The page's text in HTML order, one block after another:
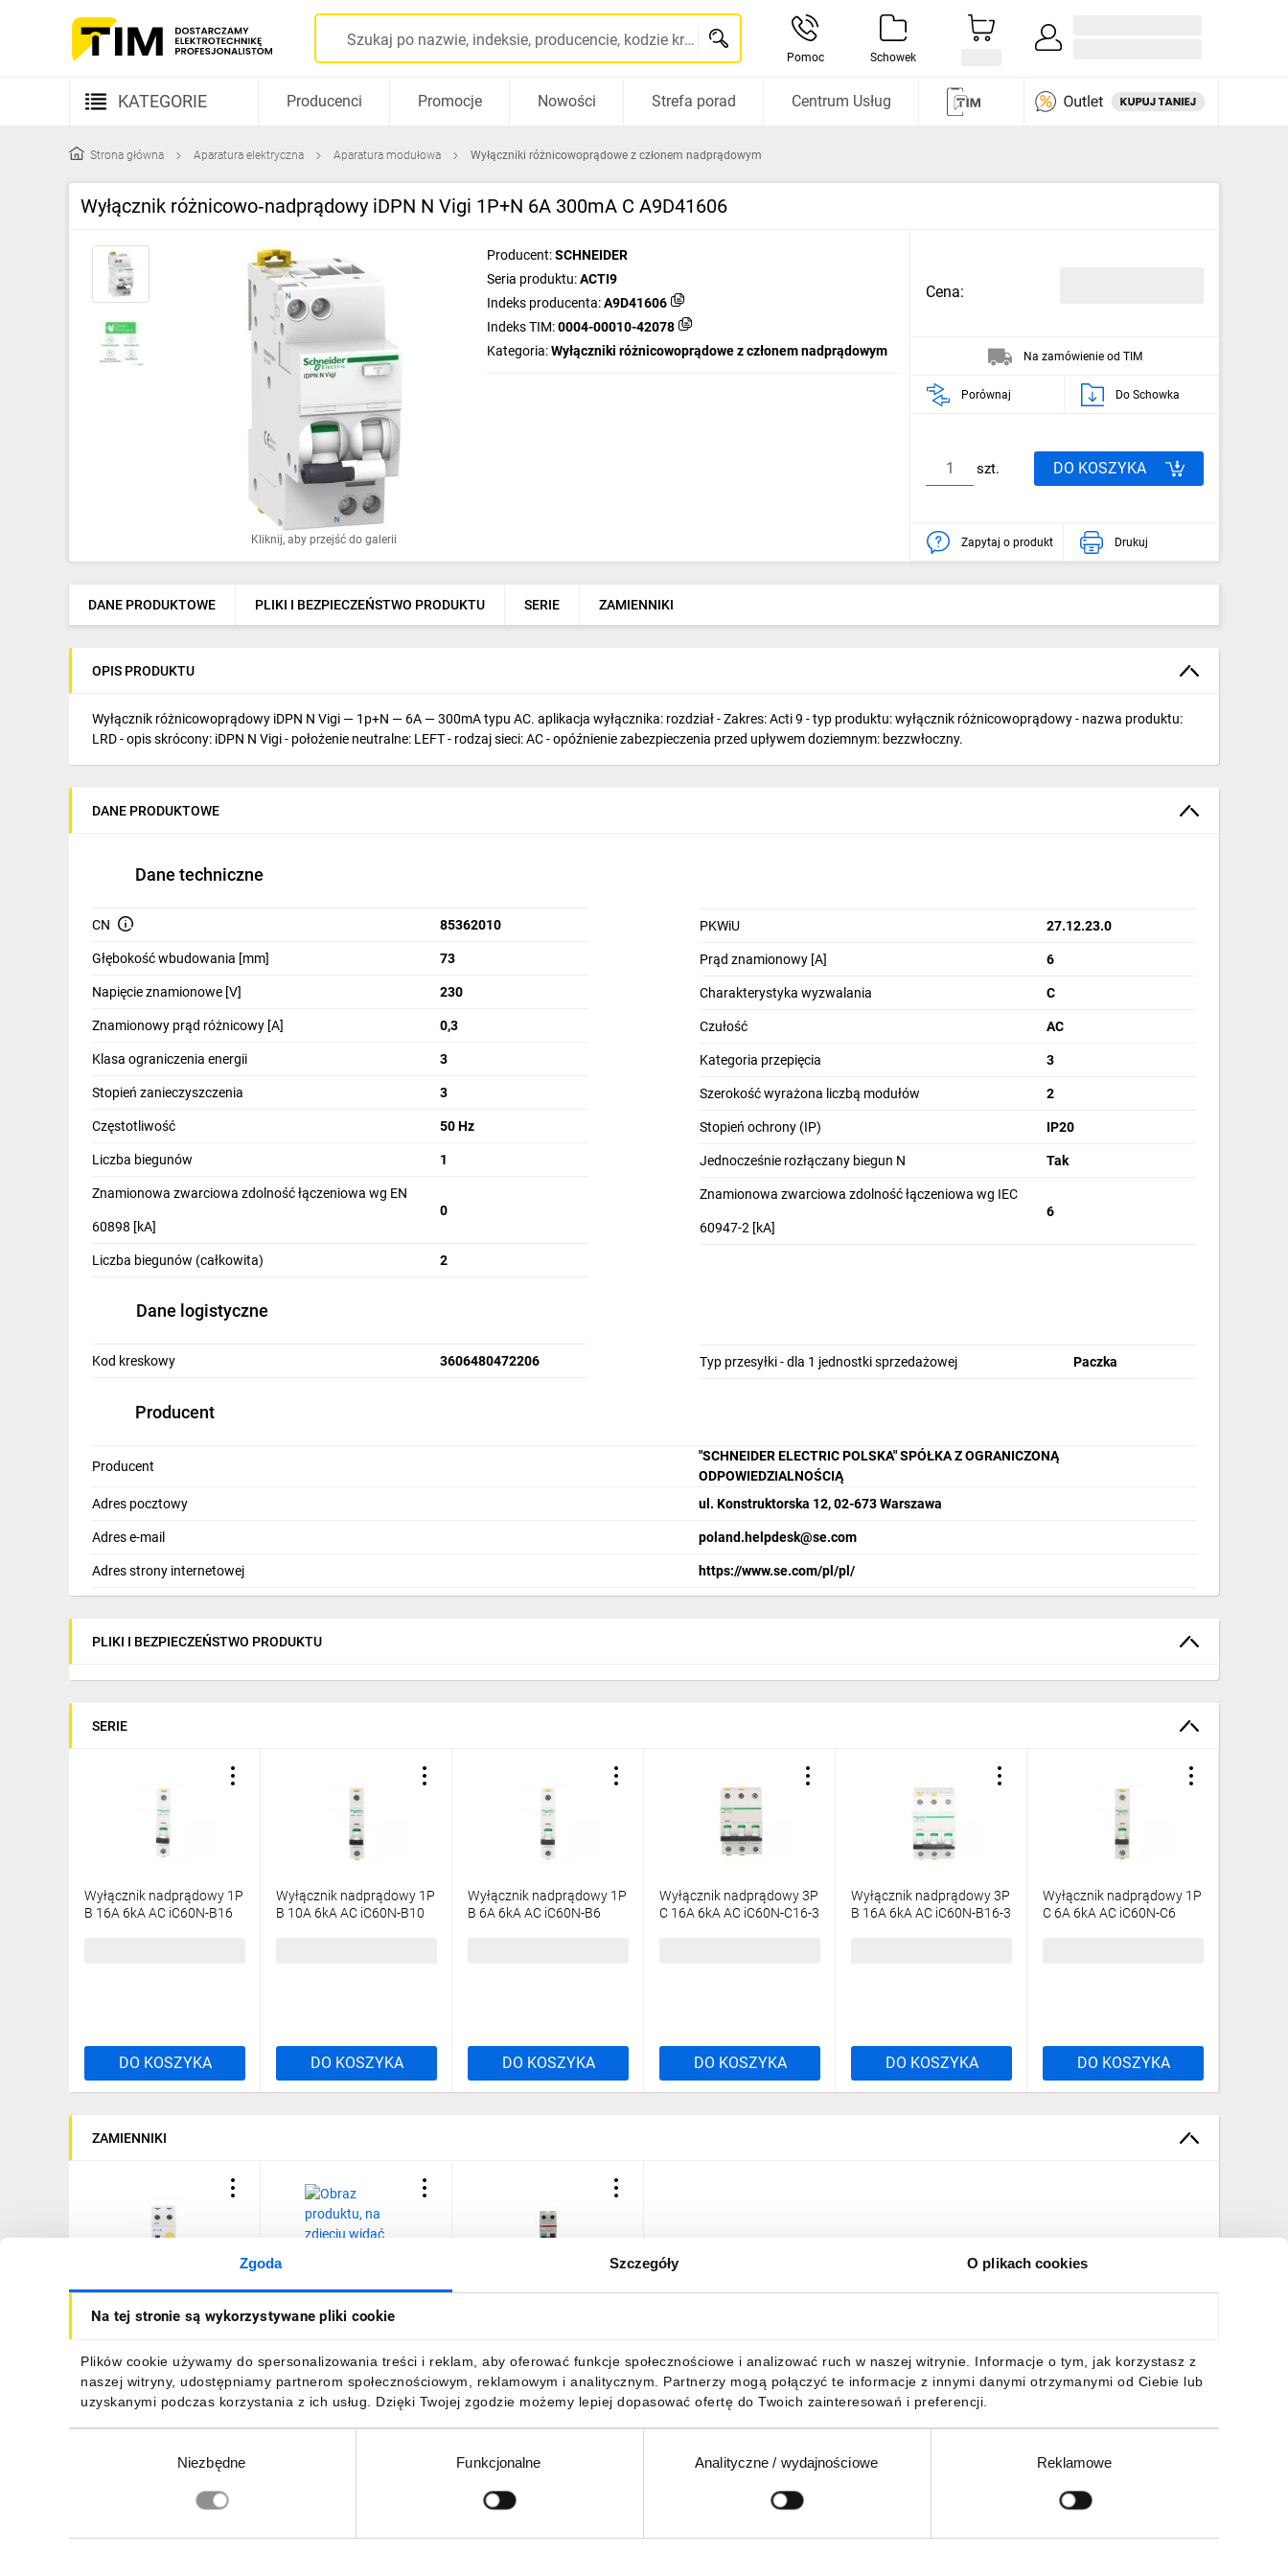
Zgoda Szczegóły O plikach cookies
Na tej stronie są wykorzystywane pliki cookie
Plików cookie używamy do spersonalizowania treści i reklam, aby oferować funkcje społecznościowe i analizować ruch w naszej witrynie. Informacje o tym, jak korzystasz z
naszej witryny, udostępniamy partnerom społecznościowym, reklamowym i analitycznym. Partnerzy mogą połączyć te informacje z innymi danymi otrzymanymi od Ciebie lub
uzyskanymi podczas korzystania z ich usług. Dzięki Twojej zgodzie możemy lepiej dopasować ofertę do Twoich zainteresowań i preferencji.
Niezbędne Funkcjonalne Analityczne / wydajnościowe Reklamowe
Szukaj po nazwie, indeksie, producencie, kodzie kreskowym...
Pomoc Schowek
KATEGORIE
Kable i przewody
Rozdzielnice i obudowy
Elementy prowadzenia kabli
Fotowoltaika
Gniazda i łączniki
Ogrzewanie
Elektronarzędzia i mierniki
Napędy elektryczne
Budowa i Remont
Elektronika
Smart home
Elektromobilność
Producenci Promocje Nowości Strefa porad Centrum Usług
Strona główna Aparatura elektryczna Aparatura modułowa Wyłączniki różnicowoprądowe z członem nadprądowym
Wyłącznik różnicowo‑nadprądowy iDPN N Vigi 1P+N 6A 300mA C A9D41606
Kliknij, aby przejść do galerii
Producent:SCHNEIDER
Seria produktu:ACTI9
Indeks producenta:A9D41606
Indeks TIM:0004-00010-42078
Kategoria:Wyłączniki różnicowoprądowe z członem nadprądowym
Cena:
Na zamówienie od TIM
Porównaj Do Schowka
szt. DO KOSZYKA
Zapytaj o produkt Drukuj
DANE PRODUKTOWE PLIKI I BEZPIECZEŃSTWO PRODUKTU SERIE ZAMIENNIKI
OPIS PRODUKTU
Wyłącznik różnicowoprądowy iDPN N Vigi — 1p+N — 6A — 300mA typu AC. aplikacja wyłącznika: rozdział - Zakres: Acti 9 - typ produktu: wyłącznik różnicowoprądowy - nazwa produktu:
LRD - opis skrócony: iDPN N Vigi - położenie neutralne: LEFT - rodzaj sieci: AC - opóźnienie zabezpieczenia przed upływem doziemnym: bezzwłoczny.
DANE PRODUKTOWE
Dane techniczne
CN 85362010
Głębokość wbudowania [mm] 73
Napięcie znamionowe [V] 230
Znamionowy prąd różnicowy [A] 0,3
Klasa ograniczenia energii 3
Stopień zanieczyszczenia 3
Częstotliwość 50 Hz
Liczba biegunów 1
Znamionowa zwarciowa zdolność łączeniowa wg EN
60898 [kA]
0
Liczba biegunów (całkowita) 2
PKWiU 27.12.23.0
Prąd znamionowy [A] 6
Charakterystyka wyzwalania C
Czułość AC
Kategoria przepięcia 3
Szerokość wyrażona liczbą modułów 2
Stopień ochrony (IP) IP20
Jednocześnie rozłączany biegun N Tak
Znamionowa zwarciowa zdolność łączeniowa wg IEC
60947-2 [kA]
6
Dane logistyczne
Kod kreskowy 3606480472206 Typ przesyłki - dla 1 jednostki sprzedażowej Paczka
Producent
Producent
"SCHNEIDER ELECTRIC POLSKA" SPÓŁKA Z OGRANICZONĄ
ODPOWIEDZIALNOŚCIĄ
Adres pocztowy
ul. Konstruktorska 12, 02-673 Warszawa
Adres e-mail poland.helpdesk@se.com
Adres strony internetowej https://www.se.com/pl/pl/
PLIKI I BEZPIECZEŃSTWO PRODUKTU
SERIE
Wyłącznik nadprądowy 1P
B 16A 6kA AC iC60N-B16
DO KOSZYKA
Wyłącznik nadprądowy 1P
B 10A 6kA AC iC60N-B10
DO KOSZYKA
Wyłącznik nadprądowy 1P
B 6A 6kA AC iC60N-B6
DO KOSZYKA
Wyłącznik nadprądowy 3P
C 16A 6kA AC iC60N-C16-3
DO KOSZYKA
Wyłącznik nadprądowy 3P
B 16A 6kA AC iC60N-B16-3
DO KOSZYKA
Wyłącznik nadprądowy 1P
C 6A 6kA AC iC60N-C6
DO KOSZYKA
ZAMIENNIKI
Wyłącznik różnicowo-
nadprądowy 1P+N 6A 0,3A
286484
325,72 zł brutto
Wyłącznik różnicowo-
nadprądowy 2P 6A C 0,3A
DE 241142
532,06 złbrutto
bezzwłoczny DS201
2CSR255080R3064
347,18 złbrutto